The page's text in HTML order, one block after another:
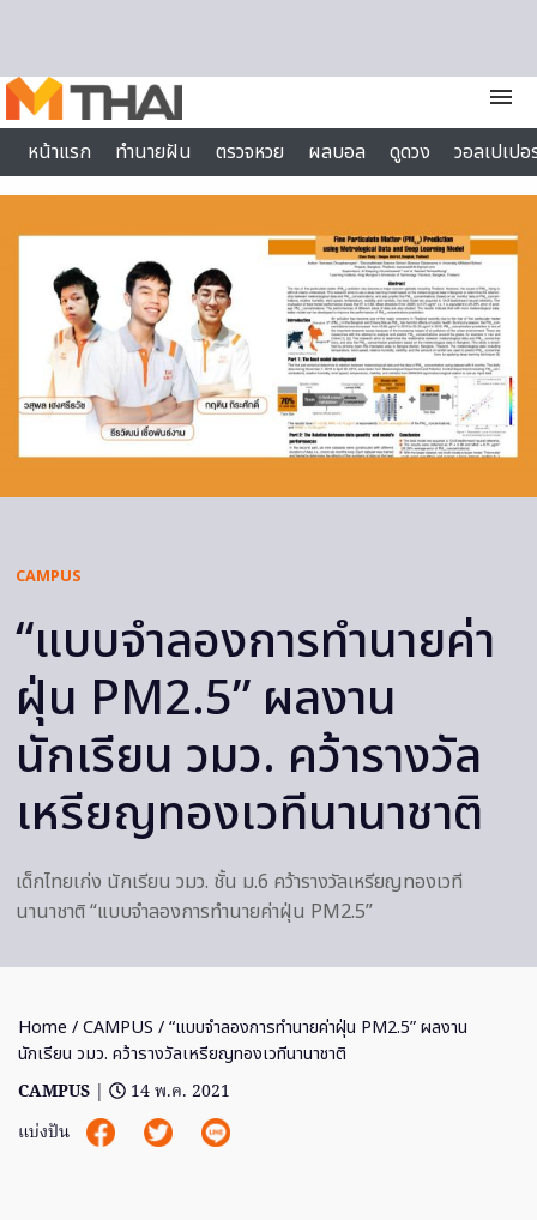
menu
หน้าแรก
ทำนายฝัน ตรวจหวย ผลบอล ดูดวง
วอลเปเป
ไลฟ์สไตล์
CAMPUS
“แบบจำลองการทำนายค่า
ฝุ่น PM2.5” ผลงาน
นักเรียน วมว. คว้ารางวัล
เหรียญทองเวทีนานาชาติ
เด็กไทยเก่ง นักเรียน วมว. ชั้น ม.6 คว้ารางวัลเหรียญทองเวที
นานาชาติ “แบบจำลองการทำนายค่าฝุ่น PM2.5”
Home /CAMPUS / “แบบจำลองการทำนายค่าฝุ่น PM2.5” ผลงาน
นักเรียน วมว. คว้ารางวัลเหรียญทองเวทีนานาชาติ
CAMPUS |
14 พ.ค. 2021
แบ่งปัน